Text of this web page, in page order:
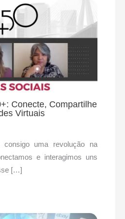
Conecte, Compartilhe
Virtuais
uma revolução na
e interagimos uns
[…]